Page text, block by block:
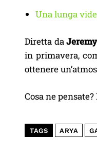
Una lunga
Diretta da
in primavera,
ottenere
Cosa ne
TAGS ARYA